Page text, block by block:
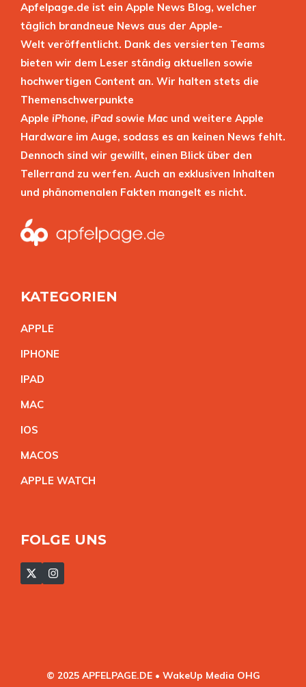
Apfelpage.de ist ein Apple News Blog, welcher
täglich brandneue News aus der Apple-
Welt veröffentlicht. Dank des versierten Teams
bieten wir dem Leser ständig aktuellen sowie
hochwertigen Content an. Wir halten stets die
Themenschwerpunkte
Apple iPhone, iPad sowie Mac und weitere Apple
Hardware im Auge, sodass es an keinen News fehlt.
Dennoch sind wir gewillt, einen Blick über den
Tellerrand zu werfen. Auch an exklusiven Inhalten
und phänomenalen Fakten mangelt es nicht.
KATEGORIEN
APPLE
IPHONE
IPAD
MAC
IOS
MACOS
APPLE WATCH
FOLGE UNS
© 2025 APFELPAGE.DE • WakeUp Media OHG